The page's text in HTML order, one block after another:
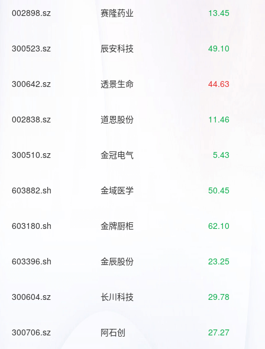
002898.sz 赛隆药业 13.45
300523.sz 辰安科技 49.10
300642.sz 透景生命 44.63
002838.sz 道恩股份 11.46
300510.sz 金冠电气 5.43
603882.sh 金域医学 50.45
603180.sh 金牌厨柜 62.10
603396.sh 金辰股份 23.25
300604.sz 长川科技 29.78
300706.sz 阿石创 27.27